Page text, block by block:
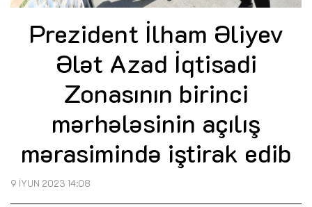
Prezident İlham Əliyev
Ələt Azad İqtisadi
Zonasının birinci
mərhələsinin açılış
mərasimində iştirak edib
9 İYUN 2023 14:08